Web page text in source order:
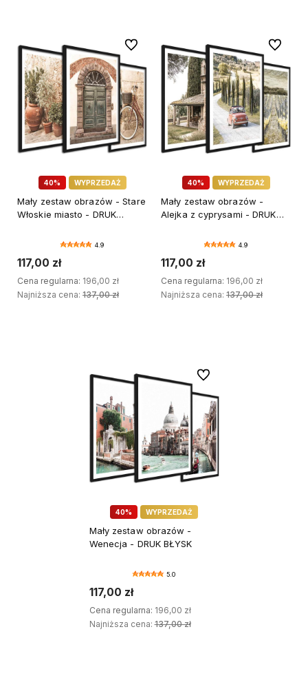
40% WYPRZEDAŻ
Mały zestaw obrazów - Stare
Włoskie miasto - DRUK
4.9
117,00 zł
Cena regularna: 196,00 zł
Najniższa cena: 137,00 zł
Do ulubionych
40% WYPRZEDAŻ
Mały zestaw obrazów -
Alejka z cyprysami - DRUK
4.9
117,00 zł
Cena regularna: 196,00 zł
Najniższa cena: 137,00 zł
Do
40% WYPRZEDAŻ
Mały zestaw obrazów -
Wenecja - DRUK BŁYSK
5.0
117,00 zł
Cena regularna: 196,00 zł
Najniższa cena:137,00 zł
Do ulubionych